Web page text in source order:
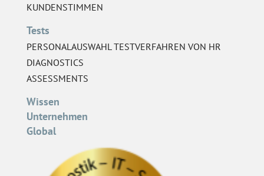
KUNDENSTIMMEN
Tests
PERSONALAUSWAHL TESTVERFAHREN VON HR
DIAGNOSTICS
ASSESSMENTS
Wissen
Unternehmen
Global